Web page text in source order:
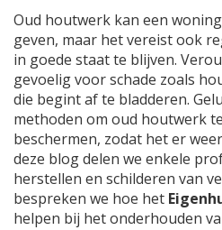
Oud houtwerk kan een
geven, maar het vereist ook
in goede staat te blijven.
gevoelig voor schade zoals
die begint af te bladderen.
methoden om oud houtwerk
beschermen, zodat het er
deze blog delen we enkele
herstellen en schilderen van
bespreken we hoe het
helpen bij het onderhouden